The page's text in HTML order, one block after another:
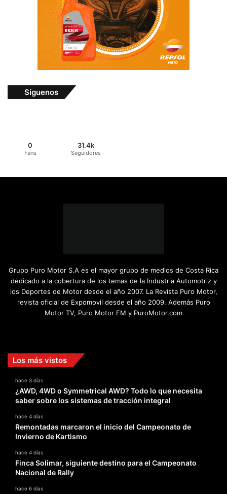
Síguenos
0
Fans
31.4k
Seguidores
Grupo Puro Motor S.A es el mayor grupo de medios de Costa Rica
dedicado a la cobertura de los temas de la Industria Automotriz y
los Deportes de Motor desde el año 2007. La Revista Puro Motor,
revista oficial de Expomovil desde el año 2009. Además Puro
Motor TV, Puro Motor FM y PuroMotor.com
Los más vistos
hace 3 días
¿AWD, 4WD o Symmetrical AWD? Todo lo que necesita
saber sobre los sistemas de tracción integral
hace 4 días
Remontadas marcaron el inicio del Campeonato de
Invierno de Kartismo
hace 4 días
Finca Solimar, siguiente destino para el Campeonato
Nacional de Rally
hace 6 días